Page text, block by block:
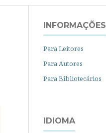
INFORMAÇÕES
Para Leitores
Para Autores
Para Bibliotecários
IDIOMA